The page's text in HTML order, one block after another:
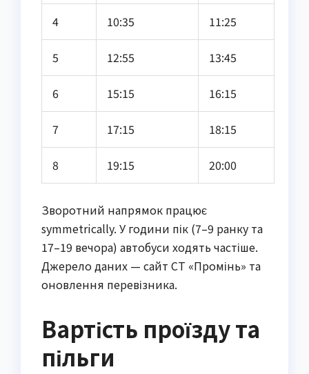
4 10:35 11:25
5 12:55 13:45
6 15:15 16:15
7 17:15 18:15
8 19:15 20:00
Зворотний напрямок працює
symmetrically. У години пік (7–9 ранку та
17–19 вечора) автобуси ходять частіше.
Джерело даних — сайт СТ «Промінь» та
оновлення перевізника.
Вартість проїзду та
пільги